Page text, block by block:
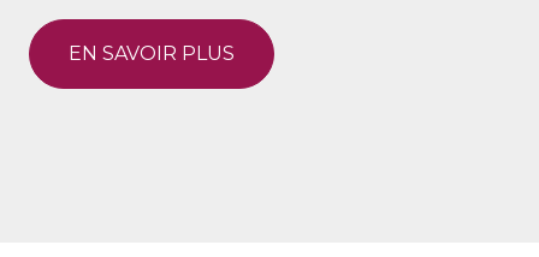
EN SAVOIR PLUS